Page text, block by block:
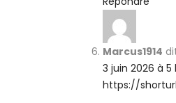
Marcus1914
3 juin 2026 à
https://